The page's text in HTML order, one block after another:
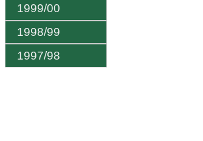
1999/00
1998/99
1997/98